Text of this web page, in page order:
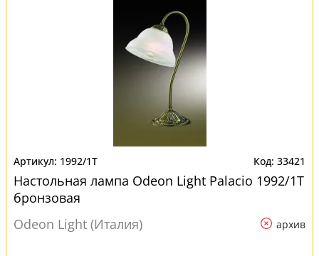
1992/1T 33421
Настольная лампа Odeon Light Palacio 1992/1T
бронзовая
Odeon Light (Италия)
архив